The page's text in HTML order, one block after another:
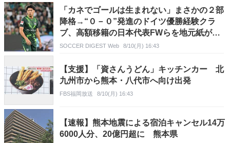
「カネでゴールは生まれない」まさかの２部
降格→“０－０”発進のドイツ優勝経験クラ
ブ、高額移籍の日本代表FWらを地元紙が痛
烈批判「解決策となるどころか、むしろ問
SOCCER DIGEST Web 8/10(月) 16:43
【支援】「資さんうどん」キッチンカー 北
九州市から熊本・八代市へ向け出発
FBS福岡放送 8/10(月) 16:43
【速報】熊本地震による宿泊キャンセル14万
6000人分、20億円超に 熊本県